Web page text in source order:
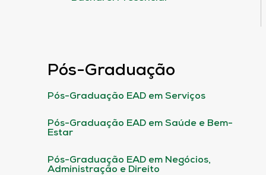
Pós-Graduação
Pós-Graduação EAD em Serviços
Pós-Graduação EAD em Saúde e Bem-
Estar
Pós-Graduação EAD em Negócios,
Administração e Direito